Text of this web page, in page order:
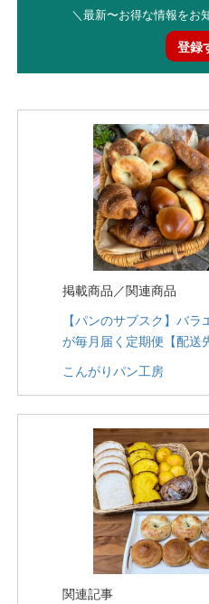
＼最新〜お得な情報をお
登録
掲載商品／関連商品
【パンのサブスク】バ
が毎月届く定期便【配送
こんがりパン工房
関連記事